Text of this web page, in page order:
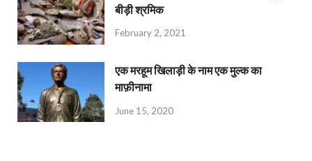
बीड़ी श्रमिक
February 2, 2021
एक मरहूम खिलाड़ी के नाम एक मुल्क का
माफ़ीनामा
June 15, 2020